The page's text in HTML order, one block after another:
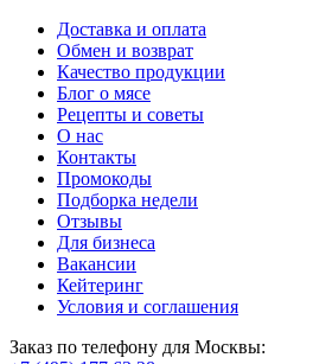
Доставка и оплата
Обмен и возврат
Качество продукции
Блог о мясе
Рецепты и советы
О нас
Контакты
Промокоды
Подборка недели
Отзывы
Для бизнеса
Вакансии
Кейтеринг
Условия и соглашения
Заказ по телефону для Москвы: